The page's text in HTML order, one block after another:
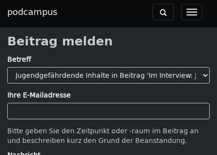
podcampus
Toggle
Toggle
navigation
Beitrag melden
Betreff
Ihre E-Mailadresse
Bitte geben Sie den Zeitpunkt oder -raum im Beitrag an
und beschreiben kurz den Grund der Beanstandung.